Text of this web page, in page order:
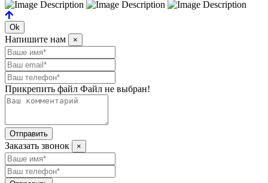
Ok
Напишите нам ×
Прикрепить файл Файл не выбран!
Отправить
Заказать звонок ×